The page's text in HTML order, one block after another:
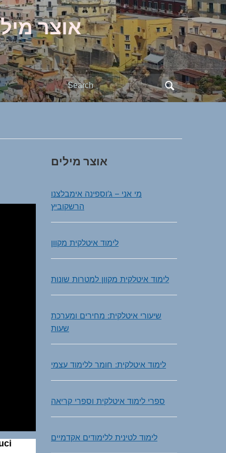
אוצר
Search
for:
אוצר מילים
מי אני – ג’וספינה אימבלצנו
הרשקוביץ
לימוד איטלקית מקוון
לימוד איטלקית מקוון למטרות שונות
שיעורי איטלקית: מחירים ומערכת
שעות
לימוד איטלקית: חומר ללימוד עצמי
ספרי לימוד איטלקית וספרי קריאה
לימוד לטינית ללימודים אקדמיים